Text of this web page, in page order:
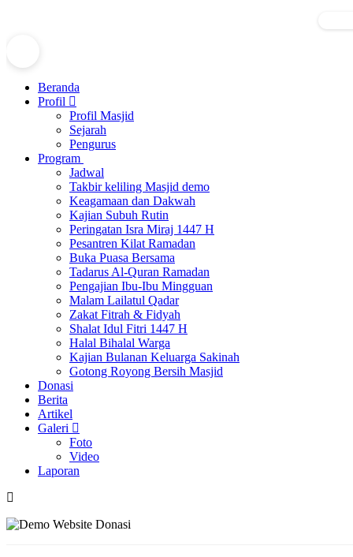
Beranda
Profil
Profil Masjid
Sejarah
Pengurus
Program
Jadwal
Takbir keliling Masjid demo
Keagamaan dan Dakwah
Kajian Subuh Rutin
Peringatan Isra Miraj 1447 H
Pesantren Kilat Ramadan
Buka Puasa Bersama
Tadarus Al-Quran Ramadan
Pengajian Ibu-Ibu Mingguan
Malam Lailatul Qadar
Zakat Fitrah & Fidyah
Shalat Idul Fitri 1447 H
Halal Bihalal Warga
Kajian Bulanan Keluarga Sakinah
Gotong Royong Bersih Masjid
Donasi
Berita
Artikel
Galeri
Foto
Video
Laporan